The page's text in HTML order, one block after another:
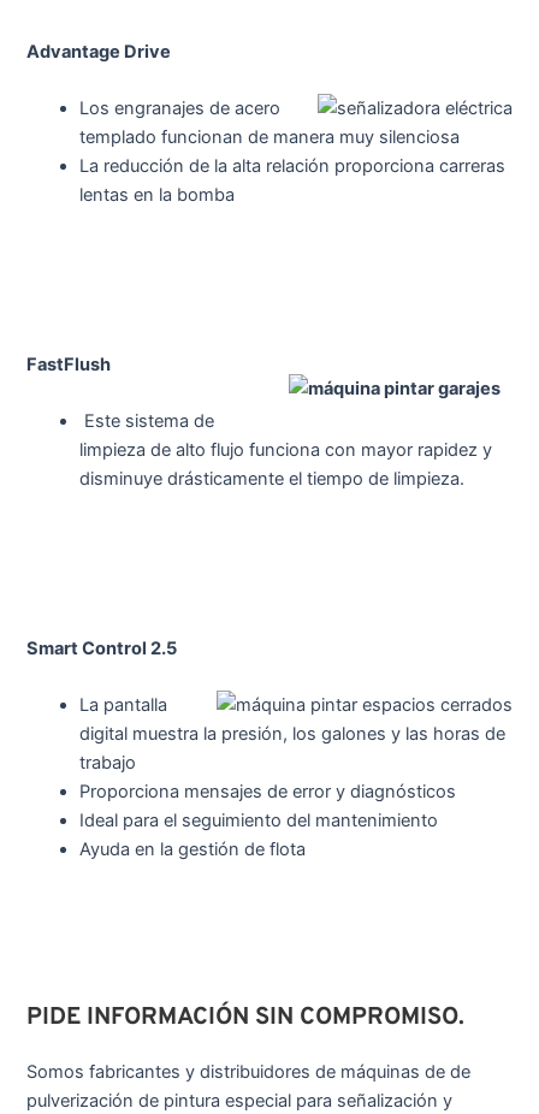
Advantage Drive
Los engranajes de acero
templado funcionan de manera muy silenciosa
La reducción de la alta relación proporciona carreras
lentas en la bomba
FastFlush
Este sistema de
limpieza de alto flujo funciona con mayor rapidez y
disminuye drásticamente el tiempo de limpieza.
Smart Control 2.5
La pantalla
digital muestra la presión, los galones y las horas de
trabajo
Proporciona mensajes de error y diagnósticos
Ideal para el seguimiento del mantenimiento
Ayuda en la gestión de flota
PIDE INFORMACIÓN SIN COMPROMISO.
Somos fabricantes y distribuidores de máquinas de de
pulverización de pintura especial para señalización y